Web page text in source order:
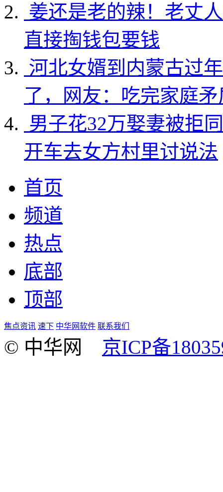
姜还是老的辣！老丈
直接掏钱包要钱
河北女婿到内蒙古过
了，网友：吃完家庭
男子花32万娶妻被拒
开车去女方村里讨说法
首页
频道
热点
底部
顶部
焦点资讯 速下 中华网软件 联系我们
© 中华网 京ICP备